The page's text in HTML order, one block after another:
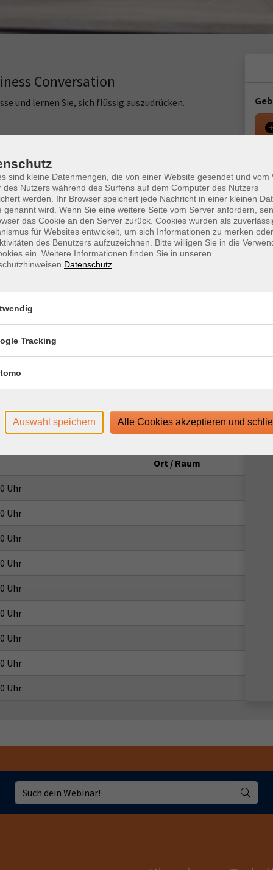
Conversation
und lernen Sie, sich flüssig auszudrücken.
workplace, this course is the right one for you. Here
skills through stimulating role plays and
and/ or Youtube videos/ Tedtalks/ podcasts will
speaking in formal and informal situations at the
you can strengthen your vocabulary by learning and
Login-Leitfaden finden Sie in der Anmeldebestätigung.
alfaview®. Technische Voraussetzungen für die
getting-started/system-and-network-requirements/
Sie ein Headset mit Mikrofon sowie eine
von mindestens 16 MBit/s, sowie eine
nutzen.
System alfaview® auf Ihren Rechner.
vhs.de unten unter „Hinweise zur Technik“.
Ort / Raum
Uhr
Uhr
Uhr
Uhr
Uhr
Uhr
Uhr
Uhr
Uhr
Do.
9
sind kleine Datenmengen, die von einer Website gesendet und vom
des Nutzers während des Surfens auf dem Computer des Nutzers
werden. Ihr Browser speichert jede Nachricht in einer kleinen
genannt wird. Wenn Sie eine weitere Seite vom Server anfordern,
das Cookie an den Server zurück. Cookies wurden als
für Websites entwickelt, um sich Informationen zu merken
des Benutzers aufzuzeichnen. Bitte willigen Sie in die
ein. Weitere Informationen finden Sie in unseren
Datenschutz
Tracking
Auswahl speichern Alle Cookies akzeptieren und